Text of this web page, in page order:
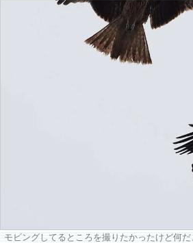
モビングしてるところを撮りたかったけど何だ